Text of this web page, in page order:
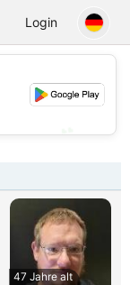
Login
47 Jahre alt